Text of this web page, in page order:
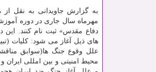
به گزارش جاویدانی به نقل از
مهرماه سال جاری در دوره
دفاع مقدس» ثبت نام كنند.
های ذیل آغاز می شود: كلیات
محیط امنیتی و بین امللی